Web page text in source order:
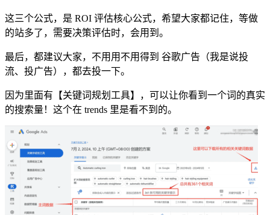
这三个公式，是 ROI 评估核心公式，希望大家都记住，等做
的站多了，需要决策评估时，会用到。
最后，都建议大家，不用用不用得到 谷歌广告（我是说投
流、投广告），都去投一下。
因为里面有【关键词规划工具】，可以让你看到一个词的真实
的搜索量！这个在 trends 里是看不到的。